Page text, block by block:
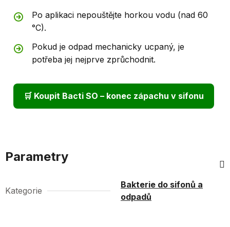
Po aplikaci nepouštějte horkou vodu (nad 60
°C).
Pokud je odpad mechanicky ucpaný, je
potřeba jej nejprve zprůchodnit.
🛒 Koupit Bacti SO – konec zápachu v sifonu
Parametry
Kategorie
Bakterie do sifonů a
odpadů